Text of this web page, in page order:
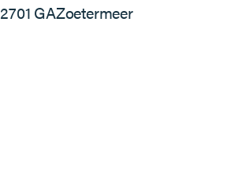
2701 GAZoetermeer